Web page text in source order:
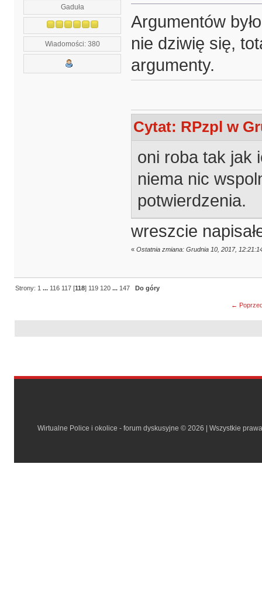
Gaduła
Wiadomości: 380
Argumentów
nie dziwię się,
argumenty.
Cytat: RPzpl w
oni roba tak jak
niema nic
potwierdzenia.
wreszcie
« Ostatnia zmiana: Grudnia 10, 2017,
Strony: 1 ... 116 117 [118] 119 120 ... 147 Do góry
←
Wirtualne Police i okolice - forum dyskusyjne © 2026 | Wszystkie